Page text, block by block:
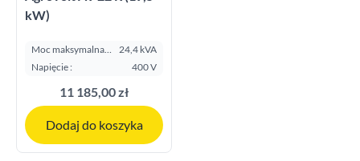
kW)
Moc maksymalna
E.S.P. kVA:
24,4 kVA
Napięcie :
400 V
11 185,00 zł
Dodaj do koszyka